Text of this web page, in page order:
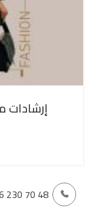
إرشادات
230 70 48